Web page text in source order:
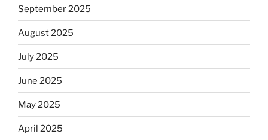
September 2025
August 2025
July 2025
June 2025
May 2025
April 2025